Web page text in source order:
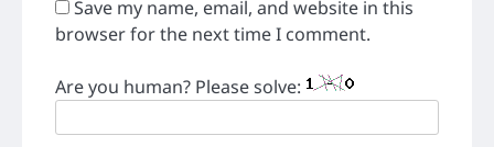
Save my name, email, and website in this
browser for the next time I comment.
Are you human? Please solve: